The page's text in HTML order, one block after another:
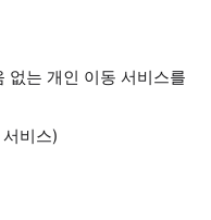
없는 개인 이동 서비스를
비스)